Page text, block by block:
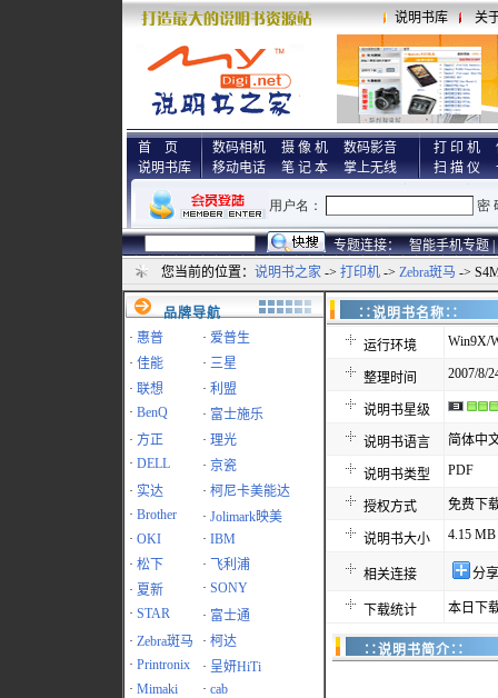
说明书库 关
首 页
说明书库
数码相机 摄 像 机
数码影音
移动电话
笔 记 本 掌上无线
打 印 机
扫 描 仪
专题连接： 智能手机专题 |
您当前的位置： 说明书之家 -> 打印机 -> Zebra斑马 ->
品牌导航
· 惠普 · 爱普生
· 佳能 · 三星
· 联想 · 利盟
· BenQ · 富士施乐
· 方正 · 理光
· DELL · 京瓷
· 实达 · 柯尼卡美能达
· Brother · Jolimark映美
· OKI · IBM
· 松下 ·
飞利浦
· 夏新 · SONY
· STAR · 富士通
· Zebra斑马 · 柯达
· Printronix · 呈妍HiTi
· Mimaki · cab
∷说明书名
运行环境 Win9X/
整理时间 2007/8/
说明书星级
说明书语言 简体中
说明书类型 PDF
授权方式 免费下
说明书大小 4.15 MB
相关连接 分
下载统计 本日下
∷说明书简介∷